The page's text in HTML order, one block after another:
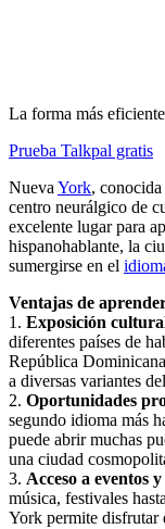
La forma más
Prueba Talkpal gratis
Nueva York, conocida
centro neurálgico de
excelente lugar para
hispanohablante, la
sumergirse en el
Ventajas de
1. Exposición
diferentes países de
República
a diversas variantes del
2. Oportunidades
segundo idioma más
puede abrir muchas
una ciudad
3. Acceso a eventos
música, festivales
York permite disfrutar